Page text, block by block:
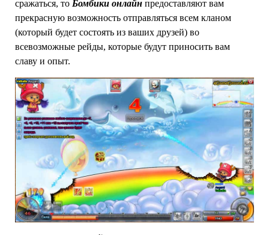
сражаться, то Бомбики онлайнпредоставляют вам
прекрасную возможность отправляться всем кланом
(который будет состоять из ваших друзей) во
всевозможные рейды, которые будут приносить вам
славу и опыт.